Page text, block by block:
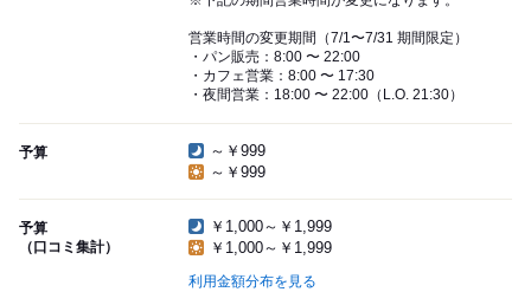
営業時間の変更期間（7/1〜7/31 期間限定）
・パン販売：8:00 〜 22:00
・カフェ営業：8:00 〜 17:30
・夜間営業：18:00 〜 22:00（L.O. 21:30）
予算
～￥999
～￥999
予算
（口コミ集計）
￥1,000～￥1,999
￥1,000～￥1,999
利用金額分布を見る